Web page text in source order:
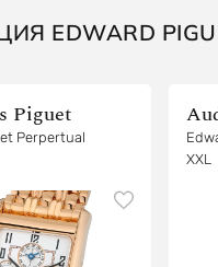
EDWARD
Piguet
Perpertual
XXL